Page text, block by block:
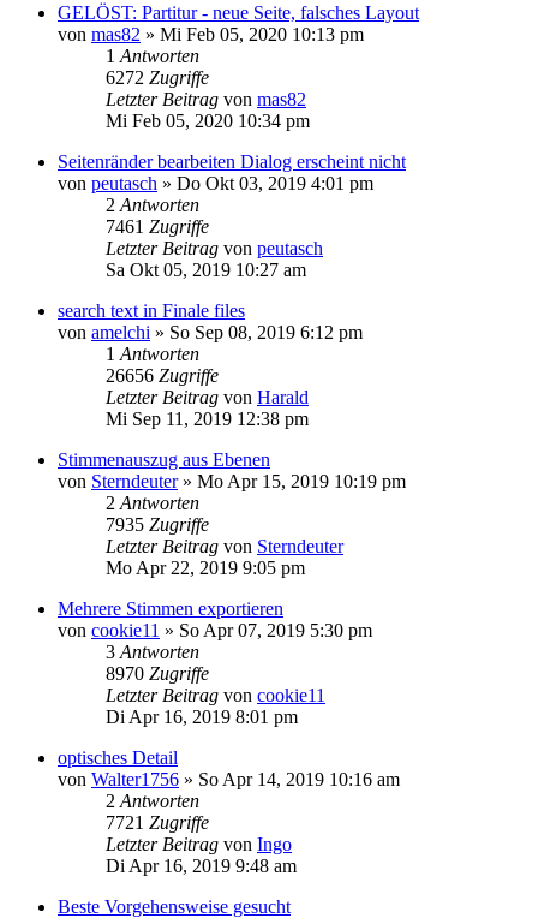
GELÖST: Partitur - neue Seite, falsches Layout
von mas82 » Mi Feb 05, 2020 10:13 pm
1 Antworten
6272 Zugriffe
Letzter Beitrag von mas82
Mi Feb 05, 2020 10:34 pm
Seitenränder bearbeiten Dialog erscheint nicht
von peutasch » Do Okt 03, 2019 4:01 pm
2 Antworten
7461 Zugriffe
Letzter Beitrag von peutasch
Sa Okt 05, 2019 10:27 am
search text in Finale files
von amelchi » So Sep 08, 2019 6:12 pm
1 Antworten
26656 Zugriffe
Letzter Beitrag von Harald
Mi Sep 11, 2019 12:38 pm
Stimmenauszug aus Ebenen
von Sterndeuter» Mo Apr 15, 2019 10:19 pm
2 Antworten
7935 Zugriffe
Letzter Beitrag von Sterndeuter
Mo Apr 22, 2019 9:05 pm
Mehrere Stimmen exportieren
von cookie11 » So Apr 07, 2019 5:30 pm
3 Antworten
8970 Zugriffe
Letzter Beitrag von cookie11
Di Apr 16, 2019 8:01 pm
optisches Detail
von Walter1756 » So Apr 14, 2019 10:16 am
2 Antworten
7721 Zugriffe
Letzter Beitrag von Ingo
Di Apr 16, 2019 9:48 am
Beste Vorgehensweise gesucht